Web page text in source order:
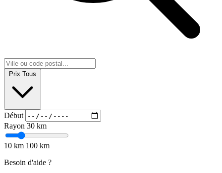
Prix Tous
Début
Rayon 30 km
10 km 100 km
Besoin d'aide ?